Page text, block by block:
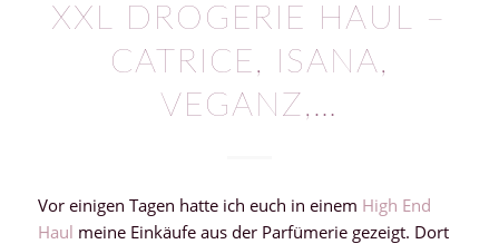
XXL DROGERIE HAUL –
CATRICE, ISANA,
VEGANZ,…
Vor einigen Tagen hatte ich euch in einem High End
Haul meine Einkäufe aus der Parfümerie gezeigt. Dort